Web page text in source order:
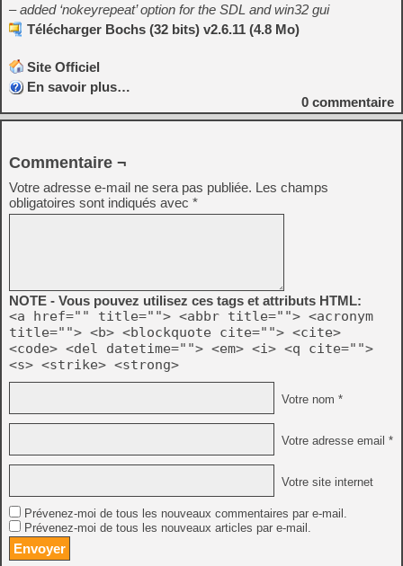
– added ‘nokeyrepeat’ option for the SDL and win32 gui
Télécharger Bochs (32 bits) v2.6.11 (4.8 Mo)
Site Officiel
En savoir plus…
0 commentaire
Commentaire ¬
Votre adresse e-mail ne sera pas publiée. Les champs
obligatoires sont indiqués avec *
NOTE - Vous pouvez utilisez ces tags et attributs HTML:
<a href="" title=""> <abbr title=""> <acronym
title=""> <b> <blockquote cite=""> <cite>
<code> <del datetime=""> <em> <i> <q cite="">
<s> <strike> <strong>
Votre nom *
Votre adresse email *
Votre site internet
Prévenez-moi de tous les nouveaux commentaires par e-mail.
Prévenez-moi de tous les nouveaux articles par e-mail.